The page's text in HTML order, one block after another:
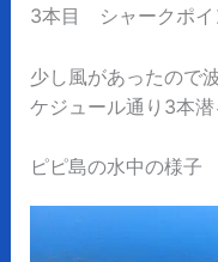
3本目 シャークポイ
少し風があったので
ケジュール通り3本潜
ピピ島の水中の様子